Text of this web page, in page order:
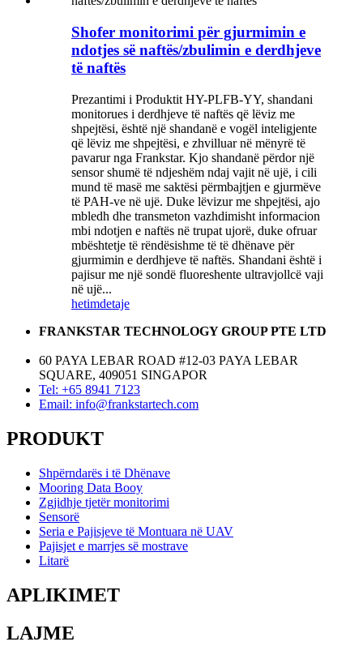
Shofer monitorimi për gjurmimin e
ndotjes së naftës/zbulimin e derdhjeve
të naftës
Prezantimi i Produktit HY-PLFB-YY, shandani
monitorues i derdhjeve të naftës që lëviz me
shpejtësi, është një shandanë e vogël inteligjente
që lëviz me shpejtësi, e zhvilluar në mënyrë të
pavarur nga Frankstar. Kjo shandanë përdor një
sensor shumë të ndjeshëm ndaj vajit në ujë, i cili
mund të masë me saktësi përmbajtjen e gjurmëve
të PAH-ve në ujë. Duke lëvizur me shpejtësi, ajo
mbledh dhe transmeton vazhdimisht informacion
mbi ndotjen e naftës në trupat ujorë, duke ofruar
mbështetje të rëndësishme të të dhënave për
gjurmimin e derdhjeve të naftës. Shandani është i
pajisur me një sondë fluoreshente ultravjollcë vaji
në ujë...
hetimdetaje
FRANKSTAR TECHNOLOGY GROUP PTE LTD
60 PAYA LEBAR ROAD #12-03 PAYA LEBAR
SQUARE, 409051 SINGAPOR
Tel: +65 8941 7123
Email: info@frankstartech.com
PRODUKT
Shpërndarës i të Dhënave
Mooring Data Booy
Zgjidhje tjetër monitorimi
Sensorë
Seria e Pajisjeve të Montuara në UAV
Pajisjet e marrjes së mostrave
Litarë
APLIKIMET
LAJME